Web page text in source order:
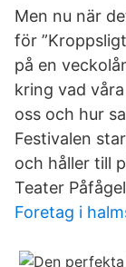
Men nu när
för
på en
kring vad
oss och hur
Festivalen
och håller till
Teater
Foretag i